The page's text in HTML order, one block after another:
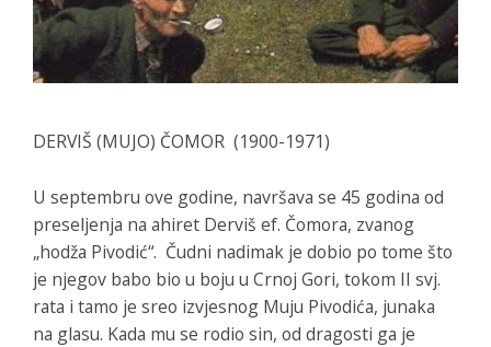
DERVIŠ (MUJO) ČOMOR (1900-1971)
U septembru ove godine, navršava se 45 godina od
preseljenja na ahiret Derviš ef. Čomora, zvanog
„hodža Pivodić“. Čudni nadimak je dobio po tome što
je njegov babo bio u boju u Crnoj Gori, tokom II svj.
rata i tamo je sreo izvjesnog Muju Pivodića, junaka
na glasu. Kada mu se rodio sin, od dragosti ga je